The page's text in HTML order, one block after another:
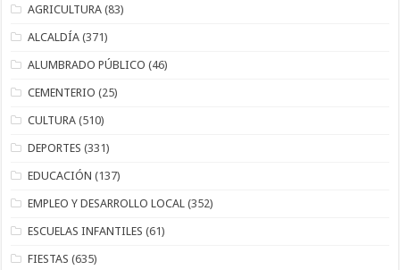
AGRICULTURA (83)
ALCALDÍA (371)
ALUMBRADO PÚBLICO (46)
CEMENTERIO (25)
CULTURA (510)
DEPORTES (331)
EDUCACIÓN (137)
EMPLEO Y DESARROLLO LOCAL (352)
ESCUELAS INFANTILES (61)
FIESTAS (635)